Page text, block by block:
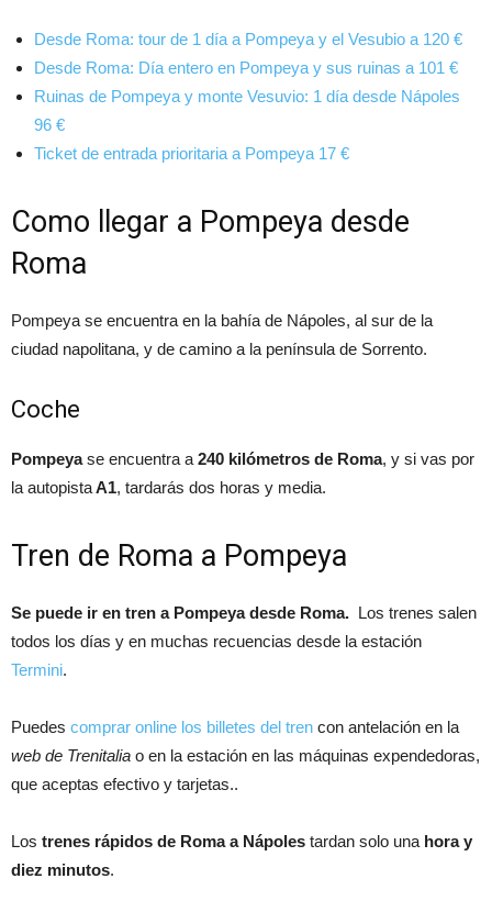
Desde Roma: tour de 1 día a Pompeya y el Vesubio a 120 €
Desde Roma: Día entero en Pompeya y sus ruinas a 101 €
Ruinas de Pompeya y monte Vesuvio: 1 día desde Nápoles
96 €
Ticket de entrada prioritaria a Pompeya 17 €
Como llegar a Pompeya desde
Roma
Pompeya se encuentra en la bahía de Nápoles, al sur de la
ciudad napolitana, y de camino a la península de Sorrento.
Coche
Pompeyase encuentra a 240 kilómetros de Roma, y si vas por
la autopistaA1, tardarás dos horas y media.
Tren de Roma a Pompeya
Se puede ir en tren a Pompeya desde Roma. Los trenes salen
todos los días y en muchas recuencias desde la estación
Termini.
Puedes comprar online los billetes del tren con antelación en la
web de Trenitalia o en la estación en las máquinas expendedoras,
que aceptas efectivo y tarjetas..
Los trenes rápidos de Roma a Nápoles tardan solo una hora y
diez minutos.